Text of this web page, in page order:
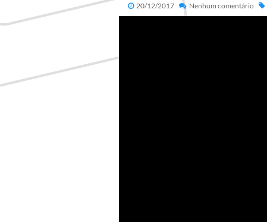
20/12/2017 Nenhum comentário